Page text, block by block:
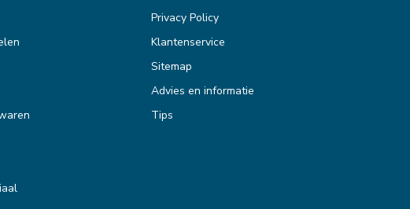
Privacy Policy
Klantenservice
Sitemap
Advies en informatie
Tips